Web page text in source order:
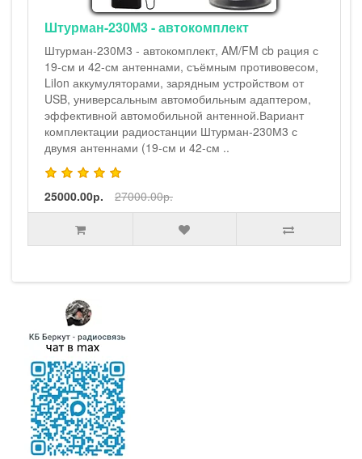
Штурман-230М3 - автокомплект
Штурман-230М3 - автокомплект, AM/FM cb рация с
19-см и 42-см антеннами, съёмным противовесом,
LiIon аккумуляторами, зарядным устройством от
USB, универсальным автомобильным адаптером,
эффективной автомобильной антенной.Вариант
комплектации радиостанции Штурман-230М3 с
двумя антеннами (19-см и 42-см ..
25000.00р. 27000.00р.